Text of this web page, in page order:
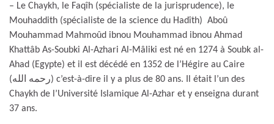
– Le Chaykh, le Faqîh (spécialiste de la jurisprudence), le
Mouhaddith (spécialiste de la science du Hadîth) Aboû
Mouhammad Mahmoûd ibnou Mouhammad ibnou Ahmad
Khattâb As-Soubki Al-Azhari Al-Mâliki est né en 1274 à Soubk al-
Ahad (Egypte) et il est décédé en 1352 de l’Hégire au Caire
(رحمه الله) c’est-à-dire il y a plus de 80 ans. Il était l’un des
Chaykh de l’Université Islamique Al-Azhar et y enseigna durant
37 ans.